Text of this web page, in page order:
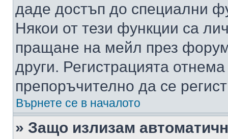
даде достъп до специални
Някои от тези функции са
пращане на мейл през
други. Регистрацията
препоръчително да се
Върнете се в началото
» Защо излизам